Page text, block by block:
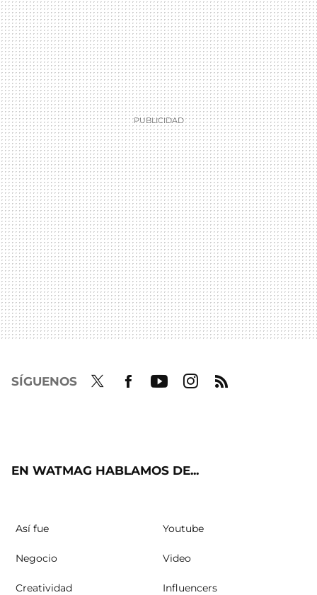
SÍGUENOS
EN WATMAG HABLAMOS DE...
Así fue Youtube
Negocio Video
Creatividad Influencers